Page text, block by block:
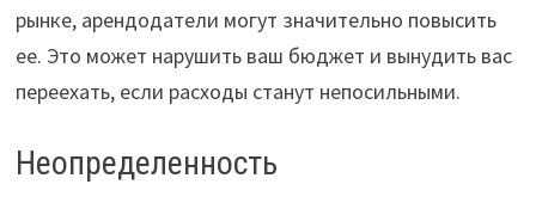
рынке, арендодатели могут значительно повысить
ее. Это может нарушить ваш бюджет и вынудить вас
переехать, если расходы станут непосильными.
Неопределенность